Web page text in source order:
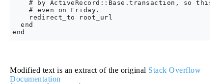
# by ActiveRecord::Base.transaction, so this
    # even on Friday.
    redirect_to root_url
  end
Modified text is an extract of the original Stack Overflow
Documentation